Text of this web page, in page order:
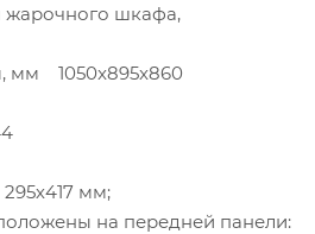
жарочного шкафа,
мм 1050x895x860
мм;
на передней панели: